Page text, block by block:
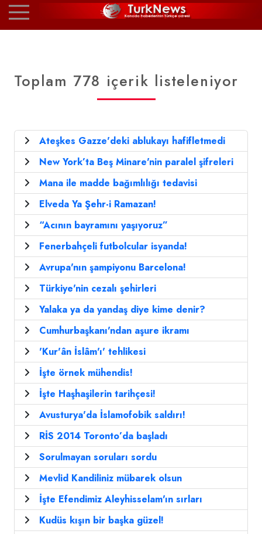
Toplam 778 içerik listeleniyor
Ateşkes Gazze'deki ablukayı hafifletmedi
New York’ta Beş Minare'nin paralel şifreleri
Mana ile madde bağımlılığı tedavisi
Elveda Ya Şehr-i Ramazan!
“Acının bayramını yaşıyoruz”
Fenerbahçeli futbolcular isyanda!
Avrupa'nın şampiyonu Barcelona!
Türkiye'nin cezalı şehirleri
Yalaka ya da yandaş diye kime denir?
Cumhurbaşkanı'ndan aşure ikramı
'Kur'ân İslâm'ı' tehlikesi
İşte örnek mühendis!
İşte Haşhaşilerin tarihçesi!
Avusturya'da İslamofobik saldırı!
RİS 2014 Toronto’da başladı
Sorulmayan soruları sordu
Mevlid Kandiliniz mübarek olsun
İşte Efendimiz Aleyhisselam'ın sırları
Kudüs kışın bir başka güzel!